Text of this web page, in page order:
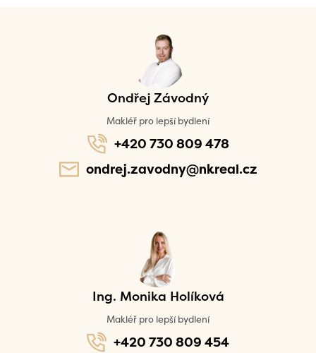
Ondřej Závodný
Makléř pro lepší bydlení
+420 730 809 478
ondrej.zavodny@nkreal.cz
Ing. Monika Holíková
Makléř pro lepší bydlení
+420 730 809 454